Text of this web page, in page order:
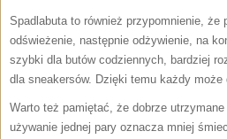
Spadlabuta to również przypomnienie,
odświeżenie, następnie odżywienie, na
szybki dla butów codziennych, bardziej
dla sneakersów. Dzięki temu każdy
Warto też pamiętać, że dobrze
używanie jednej pary oznacza mniej